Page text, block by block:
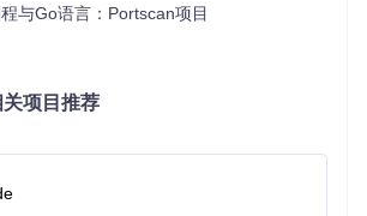
启动过程中提示依赖缺失，执行
应用案例实战
与Go语言：Portscan项目
关项目推荐